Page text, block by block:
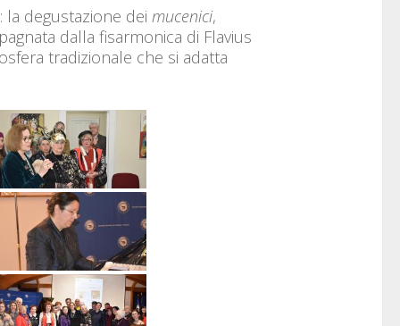
degustazione dei mucenici,
dalla fisarmonica di Flavius
tradizionale che si adatta